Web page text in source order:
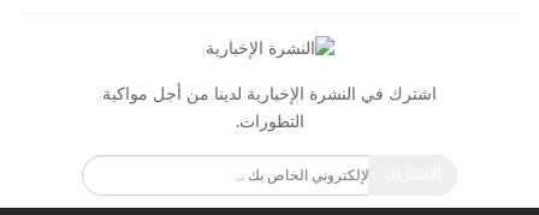
اشترك في النشرة الإخبارية لدينا من أجل مواكبة
التطورات.